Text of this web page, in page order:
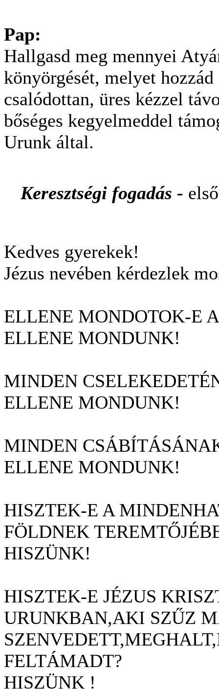
Pap:
Hallgasd meg mennyei
könyörgését, melyet
csalódottan, üres kézzel
bőséges kegyelmeddel
Urunk által.
Keresztségi fogadás - első
Kedves gyerekek!
Jézus nevében kérdezlek
ELLENE MONDOTOK-E
ELLENE MONDUNK!
MINDEN
ELLENE MONDUNK!
MINDEN
ELLENE MONDUNK!
HISZTEK-E A
FÖLDNEK TEREMTŐ
HISZÜNK!
HISZTEK-E JÉZUS
URUNKBAN,AKI SZŰZ
FELTÁMADT?
HISZÜNK !